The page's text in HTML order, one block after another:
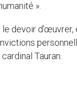
».
devoir
Tauran.